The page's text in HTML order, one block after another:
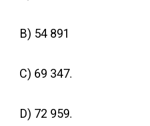
B) 54 891
C) 69 347.
D) 72 959.